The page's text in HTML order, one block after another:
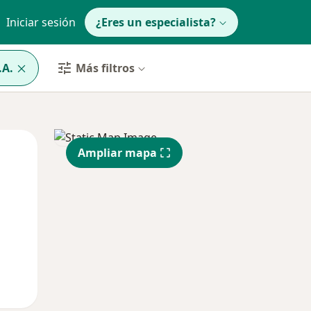
Iniciar sesión ¿Eres un especialista?
Más filtros
Mié
12 Ago
Jue
13 Ago
Ampliar mapa